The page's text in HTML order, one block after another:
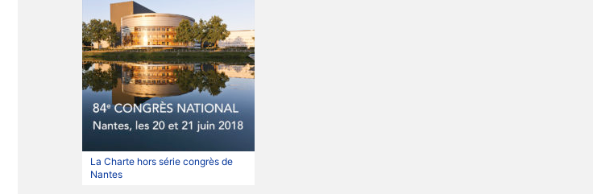
La Charte hors série congrès de
Nantes